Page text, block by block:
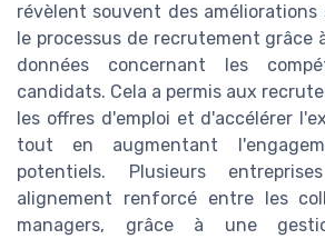
révèlent souvent des
le processus de recrutement grâce
données concernant les
candidats. Cela a permis aux
les offres d'emploi et d'accélérer
tout en augmentant
potentiels. Plusieurs
alignement renforcé entre les
managers, grâce à une